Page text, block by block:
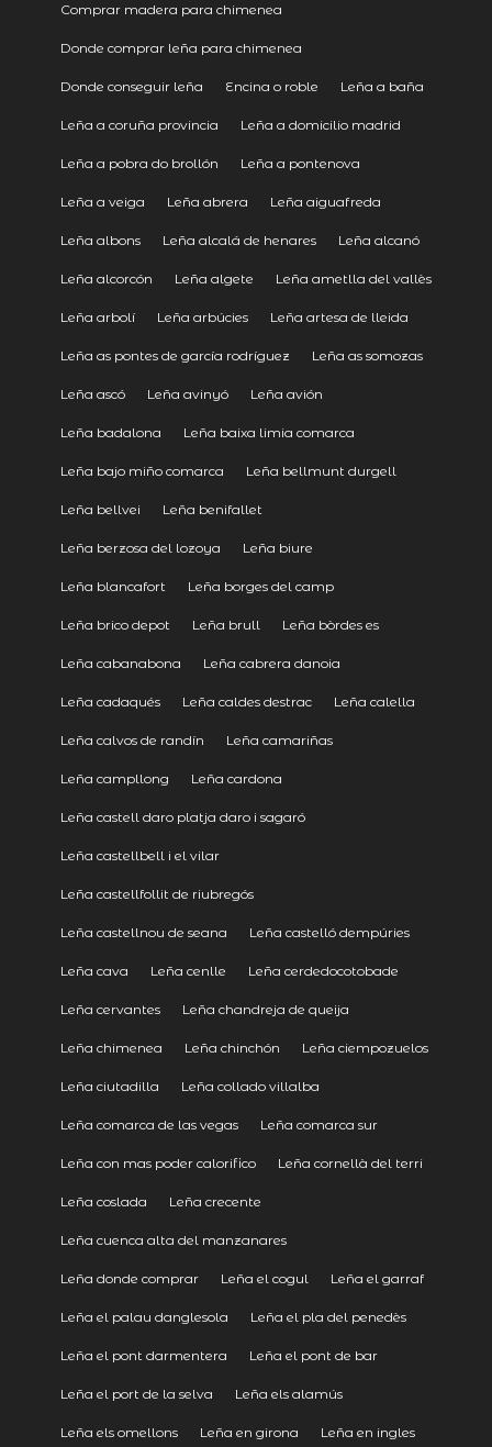
Comprar madera para chimenea
Donde comprar leña para chimenea
Donde conseguir leña Encina o roble Leña a baña
Leña a coruña provincia Leña a domicilio madrid
Leña a pobra do brollón Leña a pontenova
Leña a veiga Leña abrera Leña aiguafreda
Leña albons Leña alcalá de henares Leña alcanó
Leña alcorcón Leña algete Leña ametlla del vallès
Leña arbolí Leña arbúcies Leña artesa de lleida
Leña as pontes de garcía rodríguez Leña as somozas
Leña ascó Leña avinyó Leña avión
Leña badalona Leña baixa limia comarca
Leña bajo miño comarca Leña bellmunt durgell
Leña bellvei Leña benifallet
Leña berzosa del lozoya Leña biure
Leña blancafort Leña borges del camp
Leña brico depot Leña brull Leña bòrdes es
Leña cabanabona Leña cabrera danoia
Leña cadaqués Leña caldes destrac Leña calella
Leña calvos de randín Leña camariñas
Leña campllong Leña cardona
Leña castell daro platja daro i sagaró
Leña castellbell i el vilar
Leña castellfollit de riubregós
Leña castellnou de seana Leña castelló dempúries
Leña cava Leña cenlle Leña cerdedocotobade
Leña cervantes Leña chandreja de queija
Leña chimenea Leña chinchón Leña ciempozuelos
Leña ciutadilla Leña collado villalba
Leña comarca de las vegas Leña comarca sur
Leña con mas poder calorifico Leña cornellà del terri
Leña coslada Leña crecente
Leña cuenca alta del manzanares
Leña donde comprar Leña el cogul Leña el garraf
Leña el palau danglesola Leña el pla del penedès
Leña el pont darmentera Leña el pont de bar
Leña el port de la selva Leña els alamús
Leña els omellons Leña en girona Leña en ingles